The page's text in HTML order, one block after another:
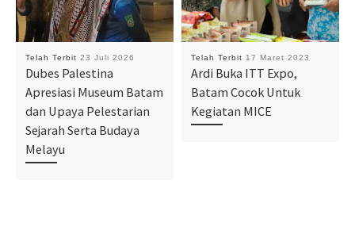
Telah Terbit 23 Juli 2026
Dubes Palestina
Apresiasi Museum Batam
dan Upaya Pelestarian
Sejarah Serta Budaya
Melayu
Telah Terbit 17 Maret 2023
Ardi Buka ITT Expo,
Batam Cocok Untuk
Kegiatan MICE